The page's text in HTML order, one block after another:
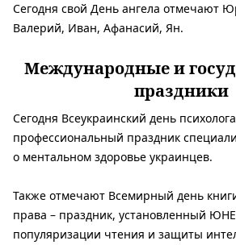
Сегодня свой День ангела отмечают
Валерий, Иван, Афанасий, Ян.
Международные и
праздники
Сегодня Всеукраинский день
профессиональный праздник
о ментальном здоровье украинцев.
Также отмечают Всемирный день
права – праздник, установленный
популяризации чтения и защиты